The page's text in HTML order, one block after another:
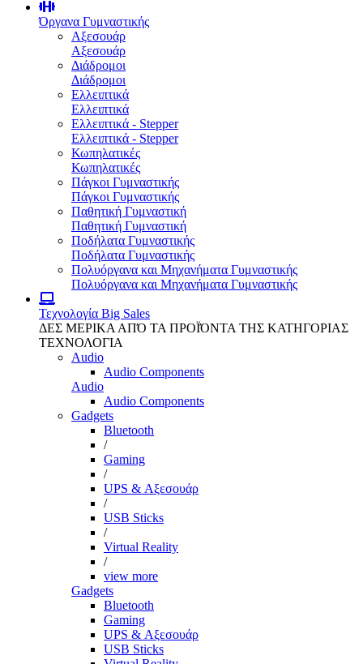
Όργανα Γυμναστικής
Αξεσουάρ
Αξεσουάρ
Διάδρομοι
Διάδρομοι
Ελλειπτικά
Ελλειπτικά
Ελλειπτικά - Stepper
Ελλειπτικά - Stepper
Κωπηλατικές
Κωπηλατικές
Πάγκοι Γυμναστικής
Πάγκοι Γυμναστικής
Παθητική Γυμναστική
Παθητική Γυμναστική
Ποδήλατα Γυμναστικής
Ποδήλατα Γυμναστικής
Πολυόργανα και Μηχανήματα Γυμναστικής
Πολυόργανα και Μηχανήματα Γυμναστικής
Τεχνολογία Big Sales
ΔΕΣ ΜΕΡΙΚΑ ΑΠΌ ΤΑ ΠΡΟΪΌΝΤΑ ΤΗΣ ΚΑΤΗΓΟΡΙΑΣ
ΤΕΧΝΟΛΟΓΙΑ
Audio
Audio Components
Audio
Audio Components
Gadgets
Bluetooth
/
Gaming
/
UPS & Αξεσουάρ
/
USB Sticks
/
Virtual Reality
/
view more
Gadgets
Bluetooth
Gaming
UPS & Αξεσουάρ
USB Sticks